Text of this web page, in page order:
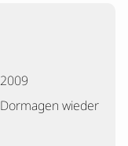
wieder